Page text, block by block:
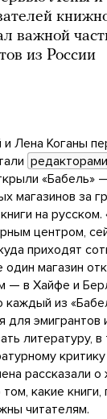
важной
из России
и Лена Коганы
редакторами
«Бабель»
магазинов за
на
центром,
приходят
магазин
— в Хайфе и
из
для эмигрантов
литературу,
рассказали о
какие книги,
читателям.